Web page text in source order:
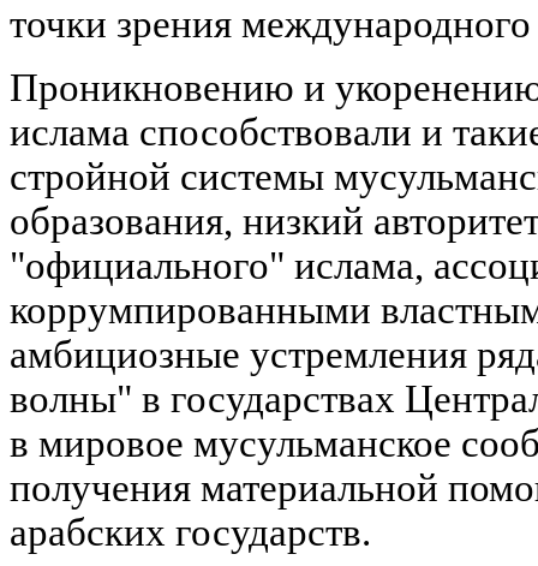
точки зрения
Проникновению и
ислама способствовали и
стройной системы
образования, низкий
"официального" ислама,
коррумпированными
амбициозные устремления
волны" в государствах
в мировое мусульманское
получения материальной
арабских государств.